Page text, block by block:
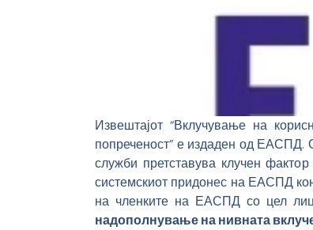
Извештајот “Вклучување на
попреченост” е издаден од ЕАСПД.
служби претставува клучен
системскиот придонес на ЕАСПД
на членките на ЕАСПД со цел
надополнување на нивната